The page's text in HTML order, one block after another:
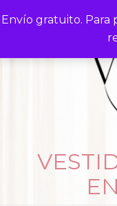
Envío gratuito. Para
to